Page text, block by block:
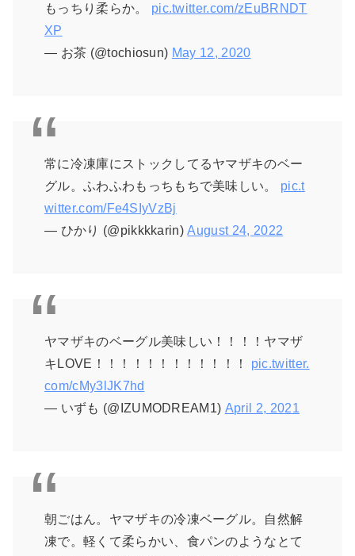
もっちり柔らか。 pic.twitter.com/zEuBRNDT
XP
— お茶 (@tochiosun) May 12, 2020
常に冷凍庫にストックしてるヤマザキのベー
グル。ふわふわもっちもちで美味しい。 pic.t
witter.com/Fe4SIyVzBj
— ひかり (@pikkkkarin)August 24, 2022
ヤマザキのベーグル美味しい！！！！ヤマザ
キLOVE！！！！！！！！！！！！ pic.twitter.
com/cMy3lJK7hd
— いずも (@IZUMODREAM1) April 2, 2021
朝ごはん。ヤマザキの冷凍ベーグル。自然解
凍で。軽くて柔らかい、食パンのようなとて